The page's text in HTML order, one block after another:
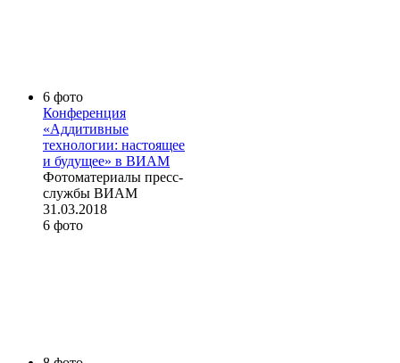
6 фото
Конференция
«Аддитивные
технологии: настоящее
и будущее» в ВИАМ
Фотоматериалы пресс-
службы ВИАМ
31.03.2018
6 фото